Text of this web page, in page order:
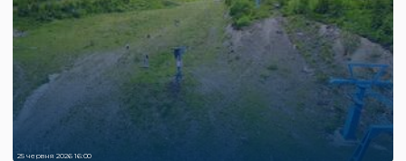
25 червня 2026 16:00